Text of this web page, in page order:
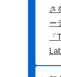
さ
ー